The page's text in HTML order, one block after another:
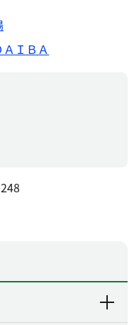
ＩＢＡ